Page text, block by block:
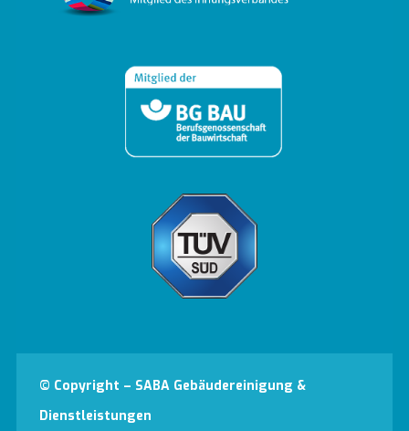
© Copyright – SABA Gebäudereinigung &
Dienstleistungen